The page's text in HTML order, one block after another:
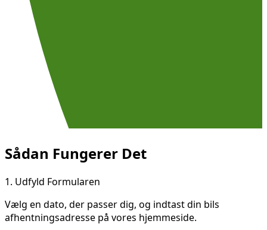
Sådan Fungerer Det
1. Udfyld Formularen
Vælg en dato, der passer dig, og indtast din bils
afhentningsadresse på vores hjemmeside.